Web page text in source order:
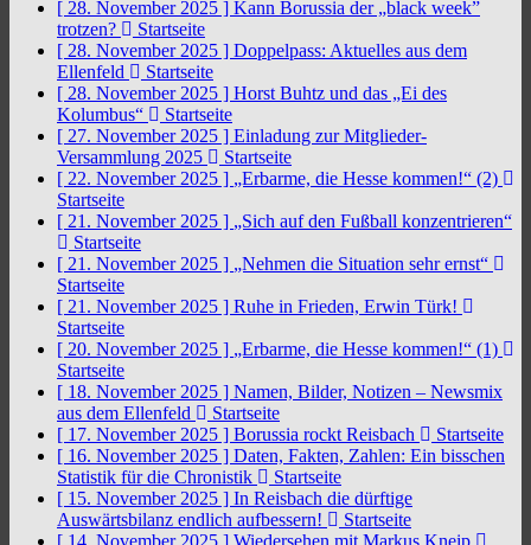
[ 28. November 2025 ] Kann Borussia der „black week”
trotzen?
Startseite
[ 28. November 2025 ] Doppelpass: Aktuelles aus dem
Ellenfeld
Startseite
[ 28. November 2025 ] Horst Buhtz und das „Ei des
Kolumbus“
Startseite
[ 27. November 2025 ] Einladung zur Mitglieder-
Versammlung 2025
Startseite
[ 22. November 2025 ] „Erbarme, die Hesse kommen!“ (2)
Startseite
[ 21. November 2025 ] „Sich auf den Fußball konzentrieren“
Startseite
[ 21. November 2025 ] „Nehmen die Situation sehr ernst“
Startseite
[ 21. November 2025 ] Ruhe in Frieden, Erwin Türk!
Startseite
[ 20. November 2025 ] „Erbarme, die Hesse kommen!“ (1)
Startseite
[ 18. November 2025 ] Namen, Bilder, Notizen – Newsmix
aus dem Ellenfeld
Startseite
[ 17. November 2025 ] Borussia rockt Reisbach
Startseite
[ 16. November 2025 ] Daten, Fakten, Zahlen: Ein bisschen
Statistik für die Chronistik
Startseite
[ 15. November 2025 ] In Reisbach die dürftige
Auswärtsbilanz endlich aufbessern!
Startseite
[ 14. November 2025 ] Wiedersehen mit Markus Kneip